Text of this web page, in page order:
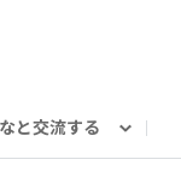
と交流する